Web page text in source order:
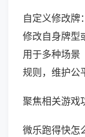
自定义修改牌
修改自身牌型
用于多种场景
规则，维护公
聚焦相关游戏
微乐跑得快怎